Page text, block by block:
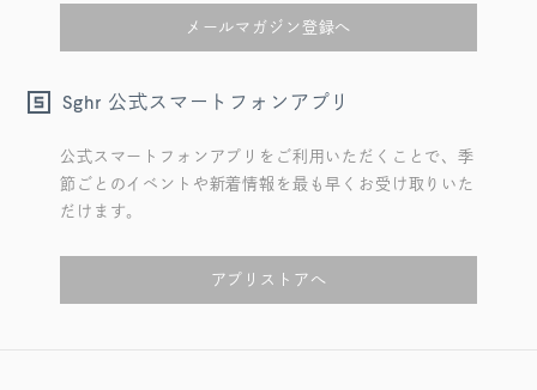
メールマガジン登録へ
Sghr 公式スマートフォンアプリ
公式スマートフォンアプリをご利用いただくことで、季
節ごとのイベントや新着情報を最も早くお受け取りいた
だけます。
アプリストアへ